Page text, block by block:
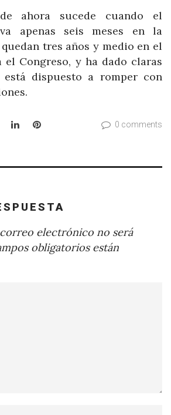
ahora sucede cuando el
apenas seis meses en la
tres años y medio en el
Congreso, y ha dado claras
está dispuesto a romper con
LinkedInPinterest 0 comments
electrónico no será
obligatorios están